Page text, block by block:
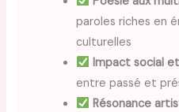
paroles riches en
culturelles
Impact social
entre passé et
Résonance